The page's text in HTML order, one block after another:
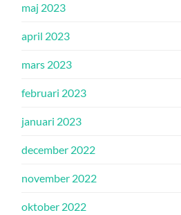
maj 2023
april 2023
mars 2023
februari 2023
januari 2023
december 2022
november 2022
oktober 2022